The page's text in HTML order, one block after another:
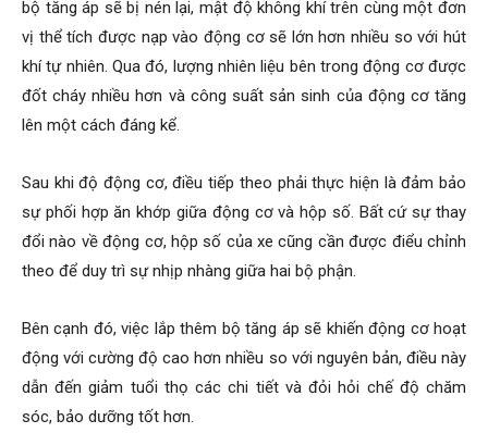
Bộ tăng áp động cơ ô tô
Bộ tăng áp hoạt động dựa trên năng lượng từ khí xả của động
cơ ô tô để làm quay tua bin nén khí. Không khí sau khi đi qua
bộ tăng áp sẽ bị nén lại, mật độ không khí trên cùng một đơn
vị thể tích được nạp vào động cơ sẽ lớn hơn nhiều so với hút
khí tự nhiên. Qua đó, lượng nhiên liệu bên trong động cơ được
đốt cháy nhiều hơn và công suất sản sinh của động cơ tăng
lên một cách đáng kể.
Sau khi độ động cơ, điều tiếp theo phải thực hiện là đảm bảo
sự phối hợp ăn khớp giữa động cơ và hộp số. Bất cứ sự thay
đổi nào về động cơ, hộp số của xe cũng cần được điểu chỉnh
theo để duy trì sự nhịp nhàng giữa hai bộ phận.